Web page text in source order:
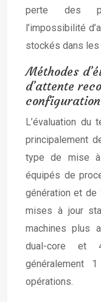
perte des
l’impossibilité
stockés dans
Méthodes
d’attente
configuration
L’évaluation du
principalement
type de mise à
équipés de
génération et de
mises à jour
machines plus
dual-core et
généralement
opérations.